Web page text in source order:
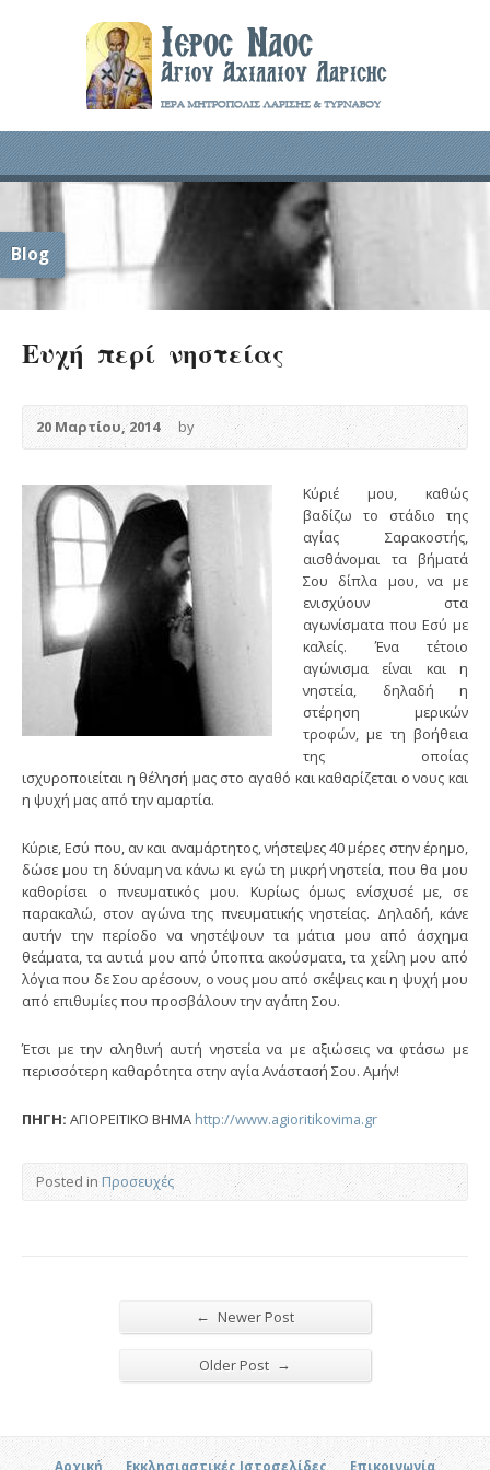
Blog
Ευχή περί νηστείας
20 Μαρτίου, 2014 by
Κύριέ μου, καθώς
βαδίζω το στάδιο της
αγίας Σαρακοστής,
αισθάνομαι τα βήματά
Σου δίπλα μου, να με
ενισχύουν στα
αγωνίσματα που Εσύ με
καλείς. Ένα τέτοιο
αγώνισμα είναι και η
νηστεία, δηλαδή η
στέρηση μερικών
τροφών, με τη βοήθεια
της οποίας
ισχυροποιείται η θέλησή μας στο αγαθό και καθαρίζεται ο νους και
η ψυχή μας από την αμαρτία.
Κύριε, Εσύ που, αν και αναμάρτητος, νήστεψες 40 μέρες στην έρημο,
δώσε μου τη δύναμη να κάνω κι εγώ τη μικρή νηστεία, που θα μου
καθορίσει ο πνευματικός μου. Κυρίως όμως ενίσχυσέ με, σε
παρακαλώ, στον αγώνα της πνευματικής νηστείας. Δηλαδή, κάνε
αυτήν την περίοδο να νηστέψουν τα μάτια μου από άσχημα
θεάματα, τα αυτιά μου από ύποπτα ακούσματα, τα χείλη μου από
λόγια που δε Σου αρέσουν, ο νους μου από σκέψεις και η ψυχή μου
από επιθυμίες που προσβάλουν την αγάπη Σου.
Έτσι με την αληθινή αυτή νηστεία να με αξιώσεις να φτάσω με
περισσότερη καθαρότητα στην αγία Ανάστασή Σου. Αμήν!
ΠΗΓΗ: ΑΓΙΟΡΕΙΤΙΚΟ ΒΗΜΑ http://www.agioritikovima.gr
Posted in Προσευχές
← Newer Post
Older Post →
Αρχική Εκκλησιαστικές Ιστοσελίδες Επικοινωνία